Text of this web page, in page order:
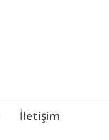
İletişim